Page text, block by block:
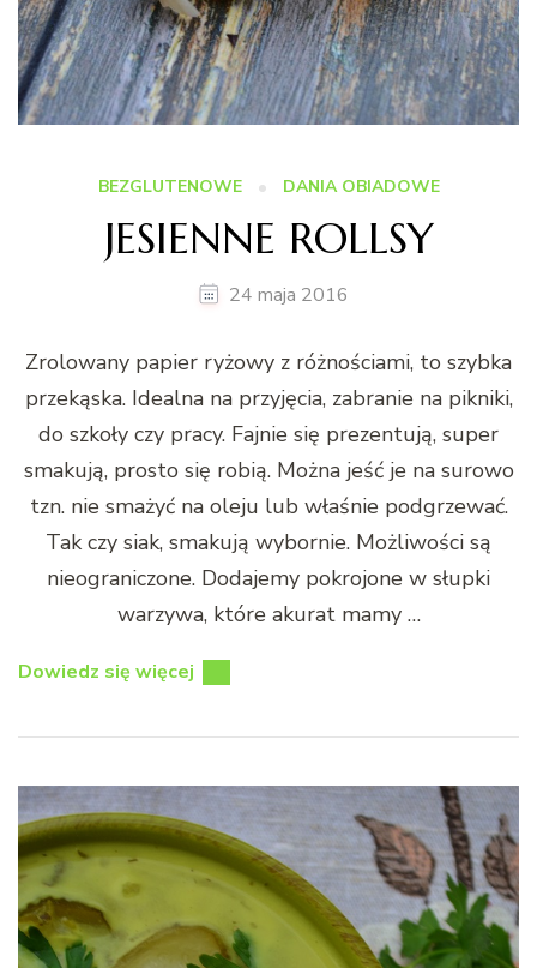
BEZGLUTENOWE DANIA OBIADOWE
JESIENNE ROLLSY
24 maja 2016
Zrolowany papier ryżowy z różnościami, to szybka
przekąska. Idealna na przyjęcia, zabranie na pikniki,
do szkoły czy pracy. Fajnie się prezentują, super
smakują, prosto się robią. Można jeść je na surowo
tzn. nie smażyć na oleju lub właśnie podgrzewać.
Tak czy siak, smakują wybornie. Możliwości są
nieograniczone. Dodajemy pokrojone w słupki
warzywa, które akurat mamy …
Dowiedz się więcej